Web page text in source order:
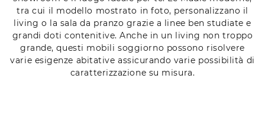
tra cui il modello mostrato in foto, personalizzano il
living o la sala da pranzo grazie a linee ben studiate e
grandi doti contenitive. Anche in un living non troppo
grande, questi mobili soggiorno possono risolvere
varie esigenze abitative assicurando varie possibilità di
caratterizzazione su misura.